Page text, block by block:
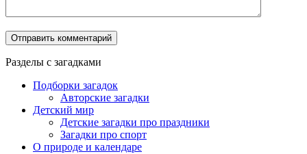
Разделы с загадками
Подборки загадок
Авторские загадки
Детский мир
Детские загадки про праздники
Загадки про спорт
О природе и календаре